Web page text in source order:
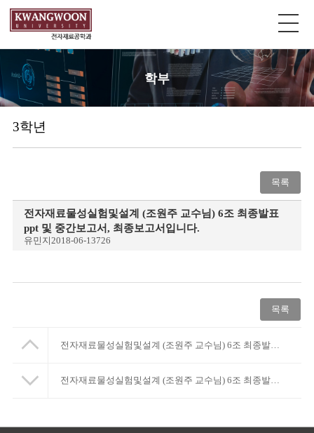
학부
3학년
목록
전자재료물성실험및설계 (조원주 교수님) 6조 최종발표
ppt 및 중간보고서, 최종보고서입니다.
유민지2018-06-13726
목록
전자재료물성실험및설계 (조원주 교수님) 6조 최종발표ppt 및 중간보고서, 최종보고서입니다.
전자재료물성실험및설계 (조원주 교수님) 6조 최종발표ppt 및 중간보고서, 최종보고서입니다.